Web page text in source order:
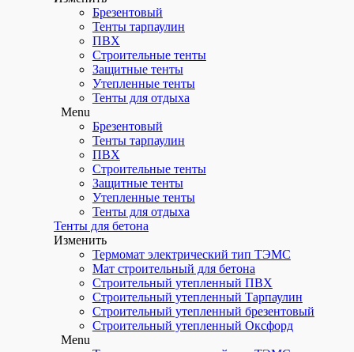
Брезентовый
Тенты тарпаулин
ПВХ
Строительные тенты
Защитные тенты
Утепленные тенты
Тенты для отдыха
Menu
Брезентовый
Тенты тарпаулин
ПВХ
Строительные тенты
Защитные тенты
Утепленные тенты
Тенты для отдыха
Тенты для бетона
Изменить
Термомат электрический тип ТЭМС
Мат строительный для бетона
Строительный утепленный ПВХ
Строительный утепленный Тарпаулин
Строительный утепленный брезентовый
Строительный утепленный Оксфорд
Menu